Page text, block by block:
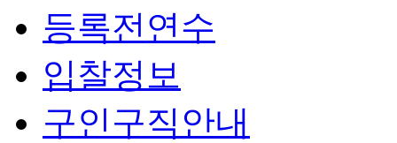
등록전연수
입찰정보
구인구직안내